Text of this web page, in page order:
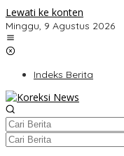
Lewati ke konten
Minggu, 9 Agustus 2026
Indeks Berita